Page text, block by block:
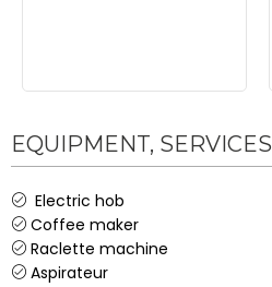
EQUIPMENT, SERVICES
Electric hob
Coffee maker
Raclette machine
Aspirateur